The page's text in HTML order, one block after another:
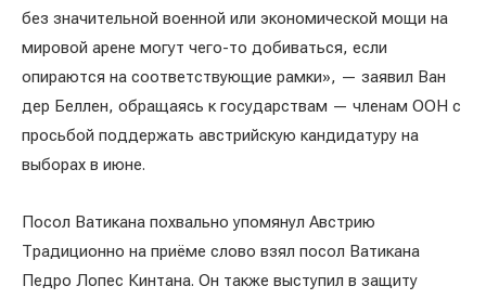
без значительной военной или экономической мощи на
мировой арене могут чего-то добиваться, если
опираются на соответствующие рамки», — заявил Ван
дер Беллен, обращаясь к государствам — членам ООН с
просьбой поддержать австрийскую кандидатуру на
выборах в июне.
Посол Ватикана похвально упомянул Австрию
Традиционно на приёме слово взял посол Ватикана
Педро Лопес Кинтана. Он также выступил в защиту